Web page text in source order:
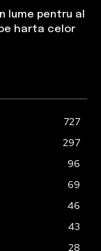
lume pentru al
harta celor
727
297
96
69
46
43
28